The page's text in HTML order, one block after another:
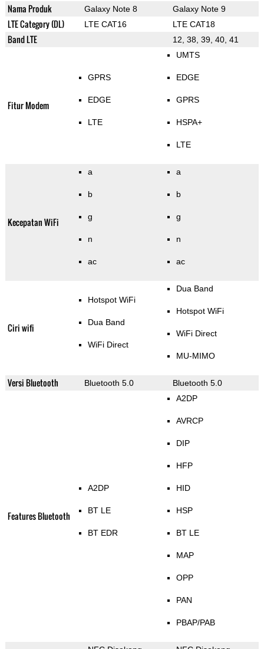
Nama Produk Galaxy Note 8 Galaxy Note 9
LTE Category (DL) LTE CAT16 LTE CAT18
Band LTE 12, 38, 39, 40, 41
Fitur Modem
GPRS
EDGE
LTE
UMTS
EDGE
GPRS
HSPA+
LTE
Kecepatan WiFi
a
b
g
n
ac
a
b
g
n
ac
Ciri wifi
Hotspot WiFi
Dua Band
WiFi Direct
Dua Band
Hotspot WiFi
WiFi Direct
MU-MIMO
Versi Bluetooth Bluetooth 5.0 Bluetooth 5.0
Features Bluetooth
A2DP
BT LE
BT EDR
A2DP
AVRCP
DIP
HFP
HID
HSP
BT LE
MAP
OPP
PAN
PBAP/PAB